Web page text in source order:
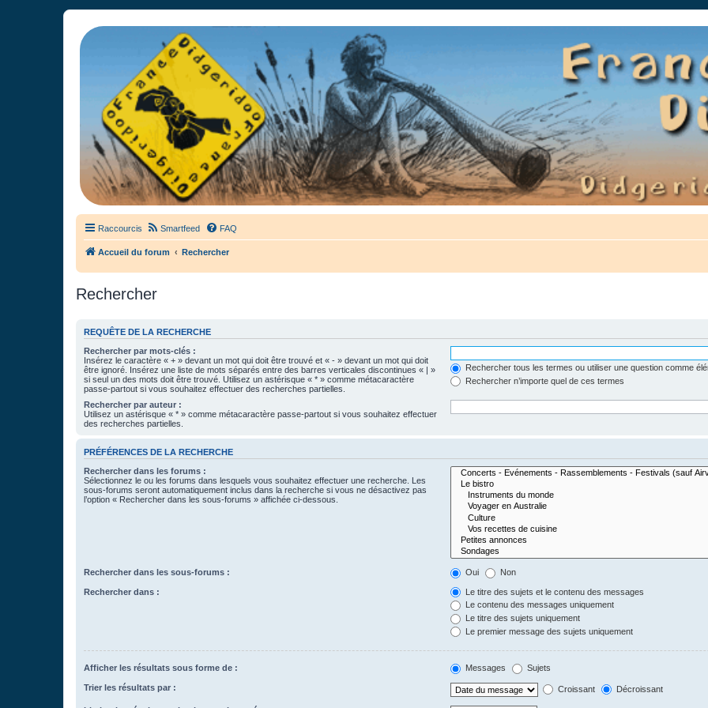
France Didgeridoo
Didgeridoo et Guimbarde sur France Didgeridoo - retrouvez la communauté.
Raccourcis Smartfeed FAQ
Accueil du forum Rechercher
Rechercher
REQUÊTE DE LA RECHERCHE
Rechercher par mots-clés :
Insérez le caractère « + » devant un mot qui doit être trouvé et « - » devant un mot qui doit
être ignoré. Insérez une liste de mots séparés entre des barres verticales discontinues « | »
si seul un des mots doit être trouvé. Utilisez un astérisque « * » comme métacaractère
passe-partout si vous souhaitez effectuer des recherches partielles.
Rechercher tous les termes ou utiliser une question comme
Rechercher n’importe quel de ces termes
Rechercher par auteur :
Utilisez un astérisque « * » comme métacaractère passe-partout si vous souhaitez effectuer
des recherches partielles.
PRÉFÉRENCES DE LA RECHERCHE
Rechercher dans les forums :
Sélectionnez le ou les forums dans lesquels vous souhaitez effectuer une recherche. Les
sous-forums seront automatiquement inclus dans la recherche si vous ne désactivez pas
l’option « Rechercher dans les sous-forums » affichée ci-dessous.
Rechercher dans les sous-forums : Oui Non
Rechercher dans :
Le titre des sujets et le contenu des messages
Le contenu des messages uniquement
Le titre des sujets uniquement
Le premier message des sujets uniquement
Afficher les résultats sous forme de : Messages Sujets
Trier les résultats par : Croissant Décroissant